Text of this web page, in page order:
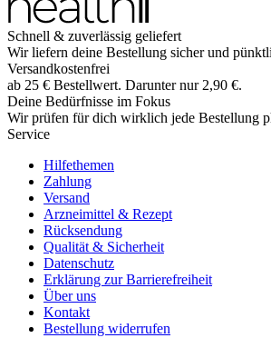
Schnell & zuverlässig geliefert
Wir liefern deine Bestellung sicher und
Versandkostenfrei
ab 25 € Bestellwert. Darunter nur 2,90 €.
Deine Bedürfnisse im Fokus
Wir prüfen für dich wirklich jede Bestellung
Service
Hilfethemen
Zahlung
Versand
Arzneimittel & Rezept
Rücksendung
Qualität & Sicherheit
Datenschutz
Erklärung zur Barrierefreiheit
Über uns
Kontakt
Bestellung widerrufen